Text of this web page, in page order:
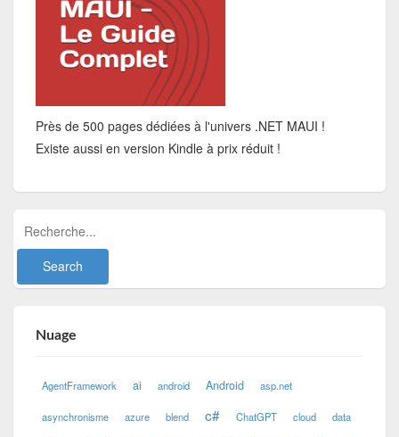
Près de 500 pages dédiées à l'univers .NET MAUI !
Existe aussi en version Kindle à prix réduit !
Nuage
AgentFramework ai android Android asp.net
asynchronisme azure blend c# ChatGPT cloud data